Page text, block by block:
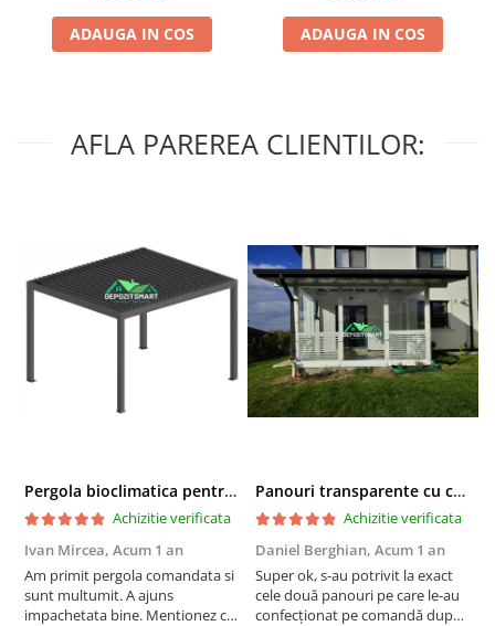
ADAUGA IN COS ADAUGA IN COS
AFLA PAREREA CLIENTILOR:
Pergola bioclimatica pentru terasa
Achizitie verificata
Ivan Mircea, Acum 1 an
Am primit pergola comandata si
sunt multumit. A ajuns
impachetata bine. Mentionez ca
Panouri transparente cu capse si bride confectionate
Achizitie verificata
Daniel Berghian, Acum 1 an
Super ok, s-au potrivit la exact
cele două panouri pe care le-au
confecționat pe comandă după